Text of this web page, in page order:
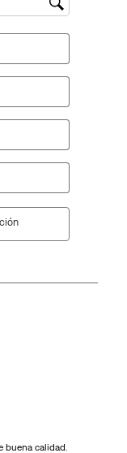
buena calidad.